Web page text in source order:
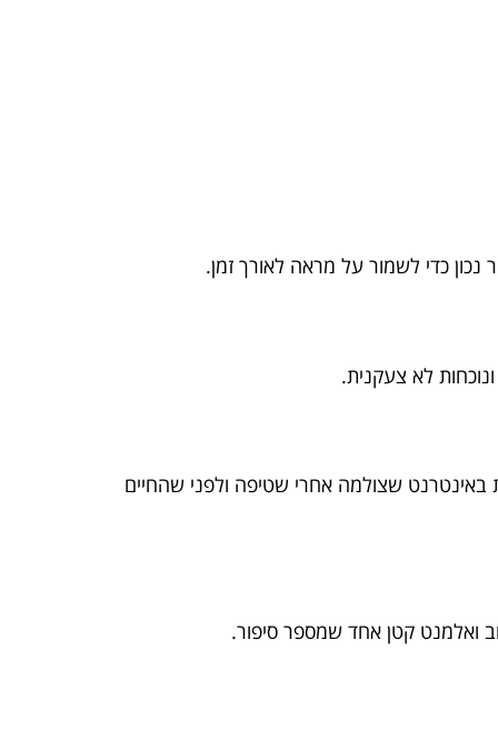
כדי לשמור על מראה לאורך זמן.
לא צעקנית.
שצולמה אחרי שטיפה ולפני שהחיים
ואלמנט קטן אחד שמספר סיפור.